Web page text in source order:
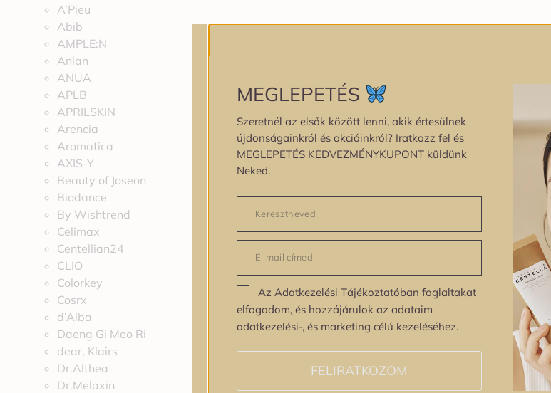
A’Pieu
Abib
AMPLE:N
Anlan
ANUA
APLB
APRILSKIN
Arencia
Aromatica
AXIS-Y
Beauty of Joseon
Biodance
By Wishtrend
Celimax
Centellian24
CLIO
Colorkey
Cosrx
d’Alba
Daeng Gi Meo Ri
dear, Klairs
Dr.Althea
Dr.Melaxin
MEGLEPETÉS
Szeretnél az elsők között lenni, akik értesülnek
újdonságainkról és akcióinkról? Iratkozz fel és
MEGLEPETÉS KEDVEZMÉNYKUPONT küldünk
Neked.
Az Adatkezelési Tájékoztatóban foglaltakat
elfogadom, és hozzájárulok az adataim
adatkezelési-, és marketing célú kezeléséhez.
FELIRATKOZOM